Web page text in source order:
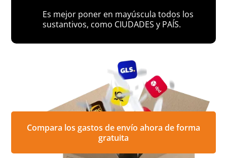
Es mejor poner en mayúscula todos los
sustantivos, como CIUDADES y PAÍS.
Compara los gastos de envío ahora de forma
gratuita